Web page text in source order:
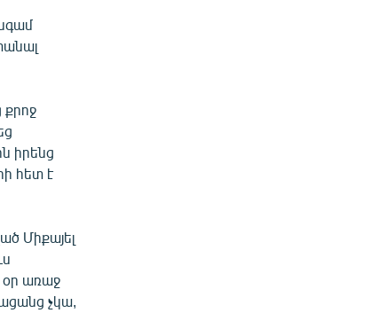
քրոջ
իրենց
հետ է
Միքայել
օր առաջ
չկա,